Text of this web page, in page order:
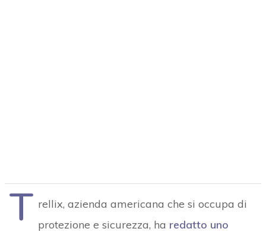
T rellix, azienda americana che si occupa di
protezione e sicurezza, ha redatto uno